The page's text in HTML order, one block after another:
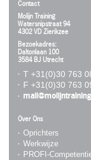
Contact
Molijn Training
Watersnipstraat 94
4302 VD Zierikzee
Bezoekadres:
Daltonlaan 100
3584 BJ Utrecht
T +31(0)30 763
F +31(0)30 763
Over Ons
Oprichters
Werkwijze
PROFI-